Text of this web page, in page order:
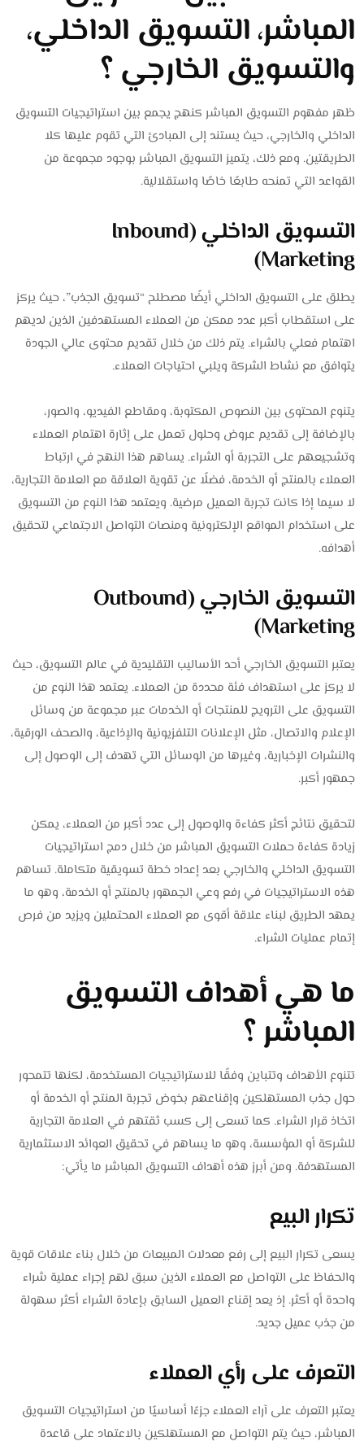
المباشر، التسويق الداخلي،
والتسويق الخارجي ؟
ظهر مفهوم التسويق المباشر كنهج يجمع بين استراتيجيات التسويق
الداخلي والخارجي، حيث يستند إلى المبادئ التي تقوم عليها كلا
الطريقتين. ومع ذلك، يتميز التسويق المباشر بوجود مجموعة من
القواعد التي تمنحه طابعًا خاصًا واستقلالية.
التسويق الداخلي (Inbound
Marketing)
يطلق على التسويق الداخلي أيضًا مصطلح “تسويق الجذب”، حيث يركز
على استقطاب أكبر عدد ممكن من العملاء المستهدفين الذين لديهم
اهتمام فعلي بالشراء. يتم ذلك من خلال تقديم محتوى عالي الجودة
يتوافق مع نشاط الشركة ويلبي احتياجات العملاء.
يتنوع المحتوى بين النصوص المكتوبة، ومقاطع الفيديو، والصور،
بالإضافة إلى تقديم عروض وحلول تعمل على إثارة اهتمام العملاء
وتشجيعهم على التجربة أو الشراء. يساهم هذا النهج في ارتباط
العملاء بالمنتج أو الخدمة، فضلًا عن تقوية العلاقة مع العلامة التجارية،
لا سيما إذا كانت تجربة العميل مرضية. ويعتمد هذا النوع من التسويق
على استخدام المواقع الإلكترونية ومنصات التواصل الاجتماعي لتحقيق
أهدافه.
التسويق الخارجي (Outbound
Marketing)
يعتبر التسويق الخارجي أحد الأساليب التقليدية في عالم التسويق، حيث
لا يركز على استهداف فئة محددة من العملاء. يعتمد هذا النوع من
التسويق على الترويج للمنتجات أو الخدمات عبر مجموعة من وسائل
الإعلام والاتصال، مثل الإعلانات التلفزيونية والإذاعية، والصحف الورقية،
والنشرات الإخبارية، وغيرها من الوسائل التي تهدف إلى الوصول إلى
جمهور أكبر.
لتحقيق نتائج أكثر كفاءة والوصول إلى عدد أكبر من العملاء، يمكن
زيادة كفاءة حملات التسويق المباشر من خلال دمج استراتيجيات
التسويق الداخلي والخارجي بعد إعداد خطة تسويقية متكاملة. تساهم
هذه الاستراتيجيات في رفع وعي الجمهور بالمنتج أو الخدمة، وهو ما
يمهد الطريق لبناء علاقة أقوى مع العملاء المحتملين ويزيد من فرص
إتمام عمليات الشراء.
ما هي أهداف التسويق
المباشر ؟
تتنوع الأهداف وتتباين وفقًا للاستراتيجيات المستخدمة، لكنها تتمحور
حول جذب المستهلكين وإقناعهم بخوض تجربة المنتج أو الخدمة أو
اتخاذ قرار الشراء. كما تسعى إلى كسب ثقتهم في العلامة التجارية
للشركة أو المؤسسة، وهو ما يساهم في تحقيق العوائد الاستثمارية
المستهدفة. ومن أبرز هذه أهداف التسويق المباشر ما يأتي:
تكرار البيع
يسعى تكرار البيع إلى رفع معدلات المبيعات من خلال بناء علاقات قوية
والحفاظ على التواصل مع العملاء الذين سبق لهم إجراء عملية شراء
واحدة أو أكثر. إذ يعد إقناع العميل السابق بإعادة الشراء أكثر سهولة
من جذب عميل جديد.
التعرف على رأي العملاء
يعتبر التعرف على آراء العملاء جزءًا أساسيًا من استراتيجيات التسويق
المباشر، حيث يتم التواصل مع المستهلكين بالاعتماد على قاعدة